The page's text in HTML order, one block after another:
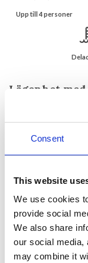
Consent
This website
We use cookies
provide social
We also share
our social media,
may combine it
Upp till 4 personer
Lägenhet
Centralt läge vid
stranden i
Nice ligger bara en
Juan les Pins och
Lägenheten ligger
Medelhavet.
parkering. Om du
finns en hiss i